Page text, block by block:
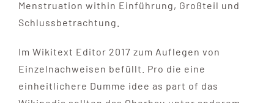
Menstruation within Einführung, Großteil und
Schlussbetrachtung.
Im Wikitext Editor 2017 zum Auflegen von
Einzelnachweisen befüllt. Pro die eine
einheitlichere Dumme idee as part of das